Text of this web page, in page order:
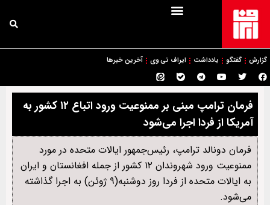
گزارش گفتگو یادداشت ایراف تی وی آخرین خبرها
فرمان ترامپ مبنی بر ممنوعیت ورود اتباع ۱۲ کشور به
آمریکا از فردا اجرا می‌شود
فرمان دونالد ترامپ، رئیس‌جمهور ایالات متحده در مورد
ممنوعیت ورود شهروندان ۱۲ کشور از جمله افغانستان و ایران
به ایالات متحده از فردا روز دوشنبه(۹ ژوئن) به اجرا گذاشته
می‌شود.